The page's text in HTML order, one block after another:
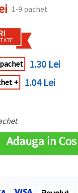
1-9 pachet
1.30 Lei
+ 1.04 Lei
Adauga in Cos